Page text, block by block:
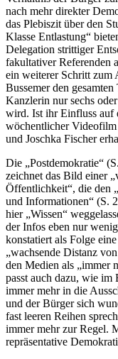
nach mehr direkter
das Plebiszit über den
Klasse Entlastung“
Delegation strittiger
fakultativer Referenden
ein weiterer Schritt zum
Bussemer den
Kanzlerin nur sechs
wird. Ist ihr Einfluss auf
wöchentlicher Videofilm
und Joschka Fischer
Die „Postdemokratie“
zeichnet das Bild einer
Öffentlichkeit“, die den
und Informationen“ (S.
hier „Wissen“
der Infos eben nur
konstatiert als Folge
„wachsende Distanz
den Medien als „immer
passt auch dazu, wie im
immer mehr in die
und der Bürger sich
fast leeren Reihen
immer mehr zur Regel.
repräsentative